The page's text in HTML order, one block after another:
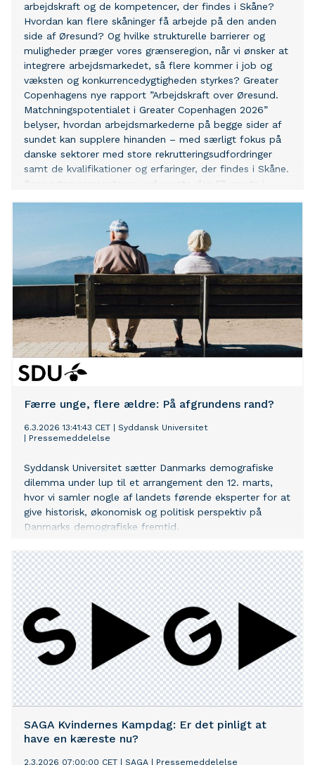
arbejdskraft og de kompetencer, der findes i Skåne?
Hvordan kan flere skåninger få arbejde på den anden
side af Øresund? Og hvilke strukturelle barrierer og
muligheder præger vores grænseregion, når vi ønsker at
integrere arbejdsmarkedet, så flere kommer i job og
væksten og konkurrencedygtigheden styrkes? Greater
Copenhagens nye rapport ”Arbejdskraft over Øresund.
Matchningspotentialet i Greater Copenhagen 2026”
belyser, hvordan arbejdsmarkederne på begge sider af
sundet kan supplere hinanden – med særligt fokus på
danske sektorer med store rekrutteringsudfordringer
samt de kvalifikationer og erfaringer, der findes i Skåne.
Rapporten præsenteres ved events den 17. marts i
Præsentation i København Tid: 17. Marts kl. 13.00-15.00
Sted: Københavns Rådhus Ud over præsentationen af
rapporten gennemføres en paneldebat med: Andreas
Keil (S), Besk
Færre unge, flere ældre: På afgrundens rand?
6.3.2026 13:41:43 CET
Syddansk Universitet
Pressemeddelelse
Syddansk Universitet sætter Danmarks demografiske
dilemma under lup til et arrangement den 12. marts,
hvor vi samler nogle af landets førende eksperter for at
give historisk, økonomisk og politisk perspektiv på
Danmarks demografiske fremtid.
SAGA Kvindernes Kampdag: Er det pinligt at
have en kæreste nu?
2.3.2026 07:00:00 CET SAGA Pressemeddelelse